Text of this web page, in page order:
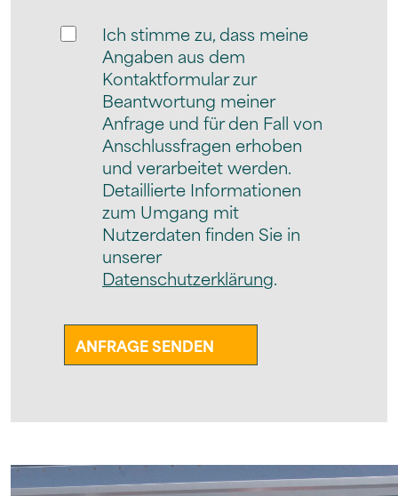
Ich stimme zu, dass meine
Angaben aus dem
Kontaktformular zur
Beantwortung meiner
Anfrage und für den Fall von
Anschlussfragen erhoben
und verarbeitet werden.
Detaillierte Informationen
zum Umgang mit
Nutzerdaten finden Sie in
unserer
Datenschutzerklärung.